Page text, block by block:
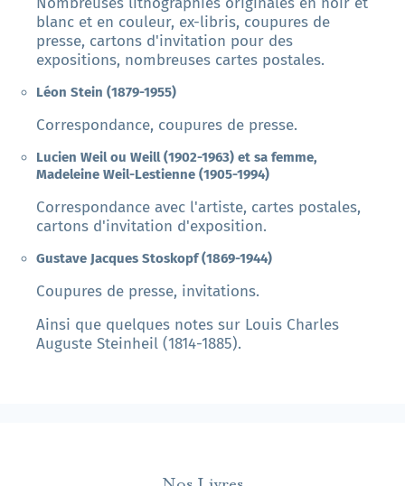
blanc et en couleur, ex-libris, coupures de
presse, cartons d'invitation pour des
expositions, nombreuses cartes postales.
Léon Stein (1879-1955)
Correspondance, coupures de presse.
Lucien Weil ou Weill (1902-1963) et sa femme,
Madeleine Weil-Lestienne (1905-1994)
Correspondance avec l'artiste, cartes postales,
cartons d'invitation d'exposition.
Gustave Jacques Stoskopf (1869-1944)
Coupures de presse, invitations.
Ainsi que quelques notes sur Louis Charles
Auguste Steinheil (1814-1885).
Nos Livres